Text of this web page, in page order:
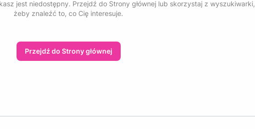
jest niedostępny. Przejdź do Strony głównej lub skorzystaj z wyszukiwarki,
żeby znaleźć to, co Cię interesuje.
Przejdź do Strony głównej